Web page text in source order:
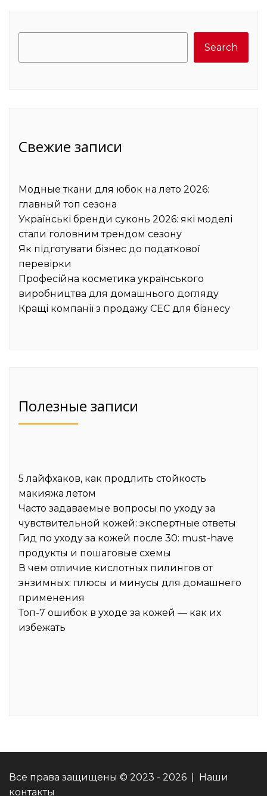
Search
Свежие записи
Модные ткани для юбок на лето 2026:
главный топ сезона
Українські бренди суконь 2026: які моделі
стали головним трендом сезону
Як підготувати бізнес до податкової
перевірки
Професійна косметика українського
виробництва для домашнього догляду
Кращі компанії з продажу СЕС для бізнесу
Полезные записи
5 лайфхаков, как продлить стойкость
макияжа летом
Часто задаваемые вопросы по уходу за
чувствительной кожей: экспертные ответы
Гид по уходу за кожей после 30: must-have
продукты и пошаговые схемы
В чем отличие кислотных пилингов от
энзимных: плюсы и минусы для домашнего
применения
Топ-7 ошибок в уходе за кожей — как их
избежать
Все права защищены © 2023 - 2026 | Наши
контакты